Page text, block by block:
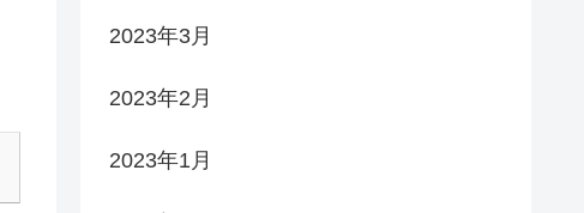
2023年3月
2023年2月
2023年1月